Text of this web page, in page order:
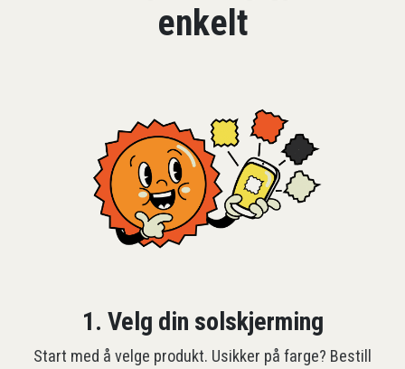
enkelt
1. Velg din solskjerming
Start med å velge produkt. Usikker på farge? Bestill